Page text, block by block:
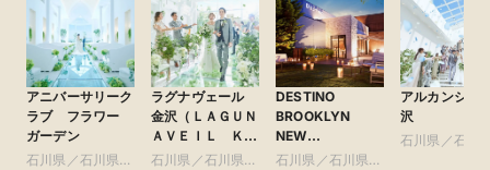
アニバーサリーク
ラブ フラワー
ガーデン
石川県／石川県全
ラグナヴェール
金沢（ＬＡＧＵＮ
ＡＶＥＩＬ ＫＡ
ＮＡＺＡＷＡ）
石川県／石川県全
DESTINO
BROOKLYN
NEW
YORK（ディス
石川県／石川県全
アルカンシエ
沢
石川県／石川